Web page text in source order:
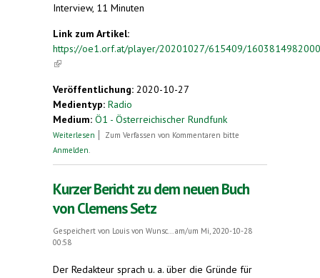
Interview, 11 Minuten
Link zum Artikel:
https://oe1.orf.at/player/20201027/615409/1603814982000
(link is external)
Veröffentlichung: 2020-10-27
Medientyp: Radio
Medium: Ö1 - Österreichischer Rundfunk
Weiterlesen über Clemens Setz über Plansprachen
Zum Verfassen von Kommentaren bitte
Anmelden
Kurzer Bericht zu dem neuen Buch
von Clemens Setz
Gespeichert von Louis von Wunsc...
am/um Mi, 2020-10-28
00:58
Der Redakteur sprach u. a. über die Gründe für